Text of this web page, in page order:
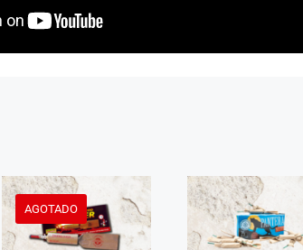
AGOTADO